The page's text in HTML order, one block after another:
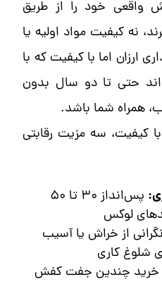
واقعی خود را از طریق
نه کیفیت مواد اولیه یا
ارزان اما با کیفیت که با
حتی تا دو سال بدون
همراه شما باشد.
کیفیت، سه مزیت رقابتی
پس‌انداز ۳۰ تا ۵۰
لوکس
نگرانی از خراش یا آسیب
شلوغ کاری
خرید چندین جفت کفش